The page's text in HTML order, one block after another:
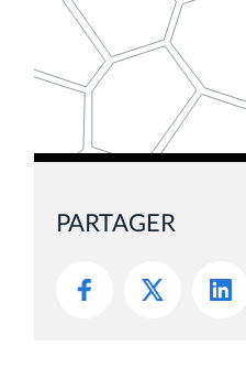
PARTAGER